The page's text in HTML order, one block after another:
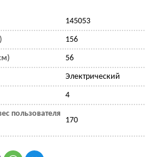
145053
156
56
Электрический
4
пользователя
170